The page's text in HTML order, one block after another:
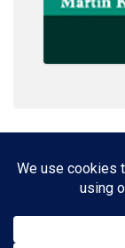
IMPRESSUM